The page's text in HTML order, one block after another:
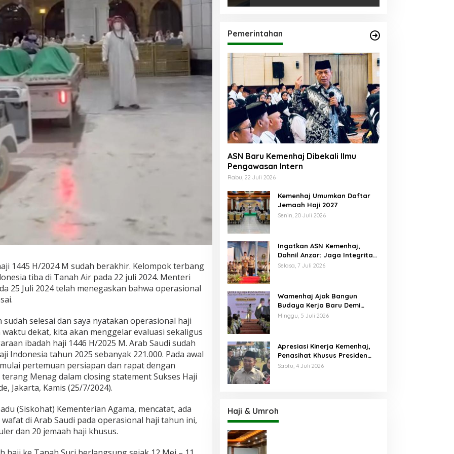
1445 H/2024 M sudah berakhir. Kelompok terbang
tiba di Tanah Air pada 22 juli 2024. Menteri
25 Juli 2024 telah menegaskan bahwa operasional
selesai dan saya nyatakan operasional haji
dekat, kita akan menggelar evaluasi sekaligus
ibadah haji 1446 H/2025 M. Arab Saudi sudah
Indonesia tahun 2025 sebanyak 221.000. Pada awal
pertemuan persiapan dan rapat dengan
Menag dalam closing statement Sukses Haji
Jakarta, Kamis (25/7/2024).
(Siskohat) Kementerian Agama, mencatat, ada
di Arab Saudi pada operasional haji tahun ini,
dan 20 jemaah haji khusus.
Pemerintahan
ASN Baru Kemenhaj Dibekali Ilmu
Pengawasan Intern
Rabu, 22 Juli 2026
Kemenhaj Umumkan Daftar
Jemaah Haji 2027
Senin, 20 Juli 2026
Ingatkan ASN Kemenhaj,
Dahnil Anzar: Jaga Integritas,
Hentikan Praktik Menjadikan
Selasa, 7 Juli 2026
Wamenhaj Ajak Bangun
Budaya Kerja Baru Demi
Pelayanan Terbaik bagi
Minggu, 5 Juli 2026
Apresiasi Kinerja Kemenhaj,
Penasihat Khusus Presiden
Nilai Transisi
Sabtu, 4 Juli 2026
Haji & Umroh